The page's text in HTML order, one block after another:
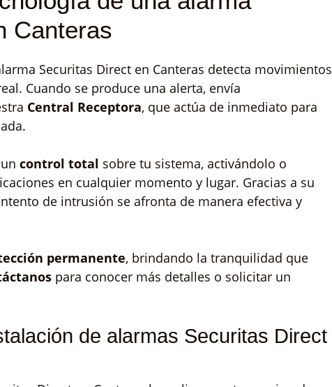
Canteras
Securitas Direct en Canteras detecta movimientos
Cuando se produce una alerta, envía
Central Receptora, que actúa de inmediato para
control total sobre tu sistema, activándolo o
en cualquier momento y lugar. Gracias a su
de intrusión se afronta de manera efectiva y
permanente, brindando la tranquilidad que
para conocer más detalles o solicitar un
de alarmas Securitas Direct